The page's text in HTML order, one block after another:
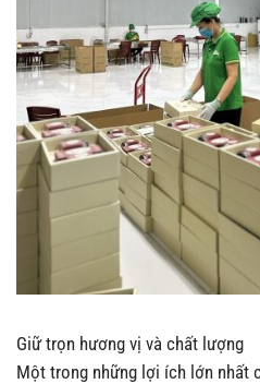
Giữ trọn hương vị và chất lượng
Một trong những lợi ích lớn nhất